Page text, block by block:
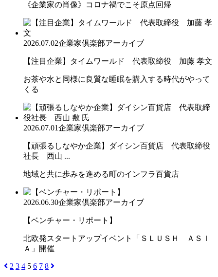
《企業家の肖像》コロナ禍でこそ原点回帰
2026.07.02企業家倶楽部アーカイブ
【注目企業】タイムワールド 代表取締役 加藤 孝文
お茶や水と同様に良質な睡眠を購入する時代がやって
くる
2026.07.01企業家倶楽部アーカイブ
【頑張るしなやか企業】ダイシン百貨店 代表取締役
社長 西山 ...
地域と共に歩みを進める町のインフラ百貨店
2026.06.30企業家倶楽部アーカイブ
【ベンチャー・リポート】
北欧発スタートアップイベント「ＳＬＵＳＨ ＡＳＩ
Ａ」開催
2 3 4 5 6 7 8